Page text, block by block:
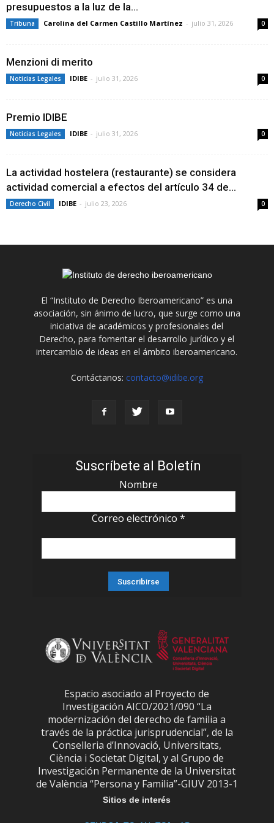
presupuestos a la luz de la...
Tribuna Carolina del Carmen Castillo Martínez - julio 31, 2026 0
Menzioni di merito
Noticias Legales IDIBE - julio 31, 2026 0
Premio IDIBE
Noticias Legales IDIBE - julio 31, 2026 0
La actividad hostelera (restaurante) se considera
actividad comercial a efectos del artículo 34 de...
Derecho Civil IDIBE - julio 23, 2026 0
El “Instituto de Derecho Iberoamericano” es una
asociación, sin ánimo de lucro, que surge como una
iniciativa de académicos y profesionales del
Derecho, para fomentar el desarrollo jurídico y el
intercambio de ideas en el ámbito iberoamericano.
Contáctanos: contacto@idibe.org
Suscríbete al Boletín
Nombre
Correo electrónico *
Espacio asociado al Proyecto de
Investigación AICO/2021/090 “La
modernización del derecho de familia a
través de la práctica jurisprudencial”, de la
Conselleria d’Innovació, Universitats,
Ciència i Societat Digital, y al Grupo de
Investigación Permanente de la Universitat
de València “Persona y Familia”-GIUV 2013-1
Sitios de interés